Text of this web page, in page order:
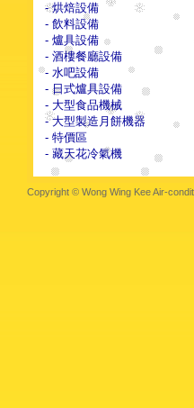
- 烘焙設備
- 飲料設備
- 爐具設備
- 酒樓餐廳設備
- 水吧設備
- 日式爐具設備
- 大型食品機械
- 大型製造月餅機器
- 特價區
- 藏天花冷氣機
Copyright © Wong Wing Kee Air-